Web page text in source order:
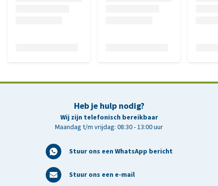
Heb je hulp nodig?
Wij zijn telefonisch bereikbaar
Maandag t/m vrijdag: 08:30 - 13:00 uur
Stuur ons een WhatsApp bericht
Stuur ons een e-mail